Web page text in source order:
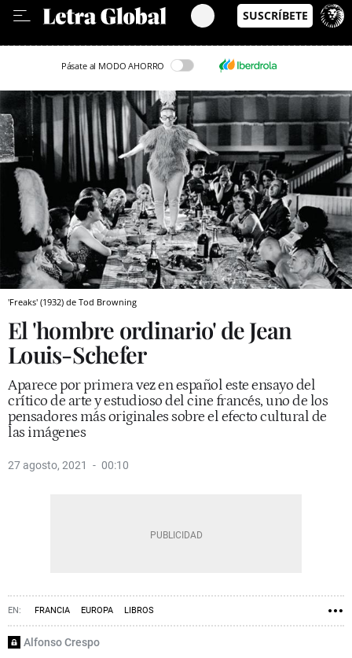
Pásate al MODO AHORRO
'Freaks' (1932) de Tod Browning
El 'hombre ordinario' de Jean
Louis-Schefer
Aparece por primera vez en español este ensayo del
crítico de arte y estudioso del cine francés, uno de los
pensadores más originales sobre el efecto cultural de
las imágenes
27 agosto, 2021 00:10
FRANCIA EUROPA LIBROS
Alfonso Crespo